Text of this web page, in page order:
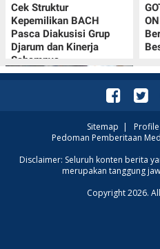
Cek Struktur
Kepemilikan BACH
Pasca Diakusisi Grup
Djarum dan Kinerja
Sahamnya
Kode Redeem Sword of
Convallaria per Agustus
Sitemap | Profile
Pedoman Pemberitaan
Disclaimer: Seluruh konten berita
merupakan tanggung
Copyright 2026.